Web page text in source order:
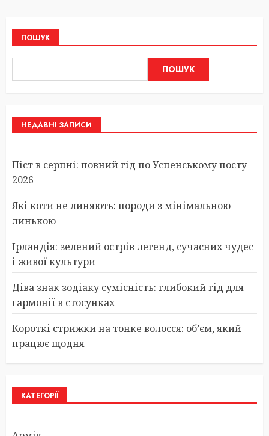
ПОШУК
ПОШУК
НЕДАВНІ ЗАПИСИ
Піст в серпні: повний гід по Успенському посту
2026
Які коти не линяють: породи з мінімальною
линькою
Ірландія: зелений острів легенд, сучасних чудес
і живої культури
Діва знак зодіаку сумісність: глибокий гід для
гармонії в стосунках
Короткі стрижки на тонке волосся: об’єм, який
працює щодня
КАТЕГОРІЇ